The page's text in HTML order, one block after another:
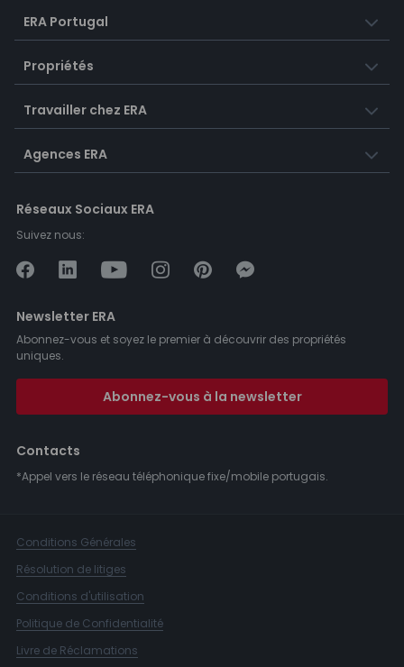
ERA Portugal
Propriétés
Travailler chez ERA
Agences ERA
Réseaux Sociaux ERA
Suivez nous:
Newsletter ERA
Abonnez-vous et soyez le premier à découvrir des propriétés
uniques.
Abonnez-vous à la newsletter
Contacts
*Appel vers le réseau téléphonique fixe/mobile portugais.
Conditions Générales
Résolution de litiges
Conditions d'utilisation
Politique de Confidentialité
Livre de Réclamations